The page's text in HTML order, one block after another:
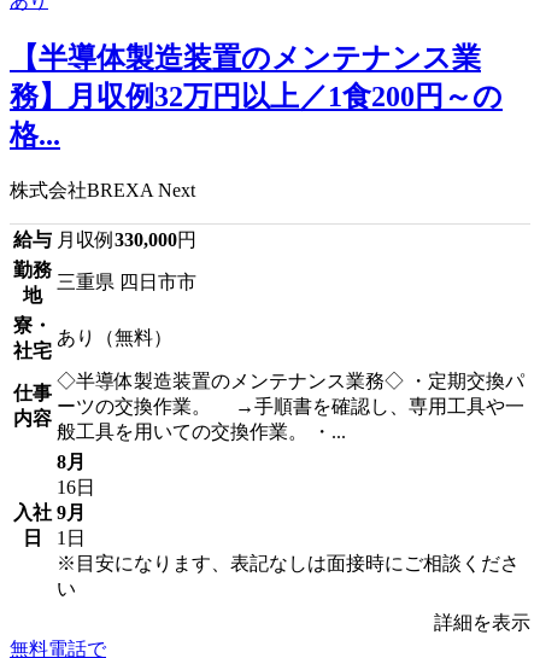
【半導体製造装置のメンテナンス業
務】月収例32万円以上／1食200円～の
格...
株式会社BREXA Next
給与 月収例 330,000円
勤務
地
三重県 四日市市
寮・
社宅
あり（無料）
仕事
内容
◇半導体製造装置のメンテナンス業務◇ ・定期交換パ
ーツの交換作業。 →手順書を確認し、専用工具や一
般工具を用いての交換作業。 ・...
入社
日
8月
16日
9月
1日
※目安になります、表記なしは面接時にご相談くださ
い
詳細を表示
無料電話で